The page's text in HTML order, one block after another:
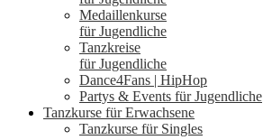
Medaillenkurse
für Jugendliche
Tanzkreise
für Jugendliche
Dance4Fans | HipHop
Partys & Events für Jugendliche
Tanzkurse für Erwachsene
Tanzkurse für Singles